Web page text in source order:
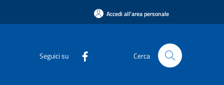
Accedi all'area personale
Seguici su Cerca